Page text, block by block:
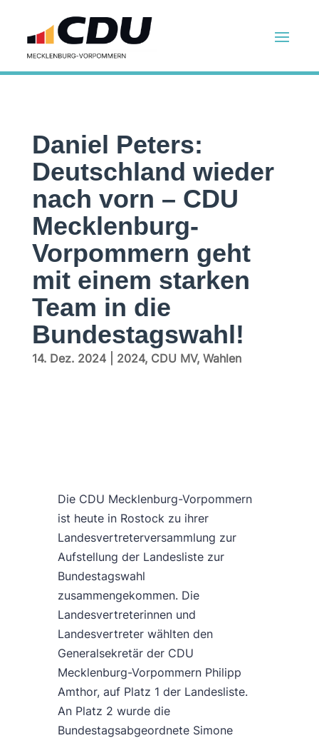
Daniel Peters:
Deutschland wieder
nach vorn – CDU
Mecklenburg-
Vorpommern geht
mit einem starken
Team in die
Bundestagswahl!
14. Dez. 2024| 2024, CDU MV, Wahlen
Die CDU Mecklenburg-Vorpommern
ist heute in Rostock zu ihrer
Landesvertreterversammlung zur
Aufstellung der Landesliste zur
Bundestagswahl
zusammengekommen. Die
Landesvertreterinnen und
Landesvertreter wählten den
Generalsekretär der CDU
Mecklenburg-Vorpommern Philipp
Amthor, auf Platz 1 der Landesliste.
An Platz 2 wurde die
Bundestagsabgeordnete Simone